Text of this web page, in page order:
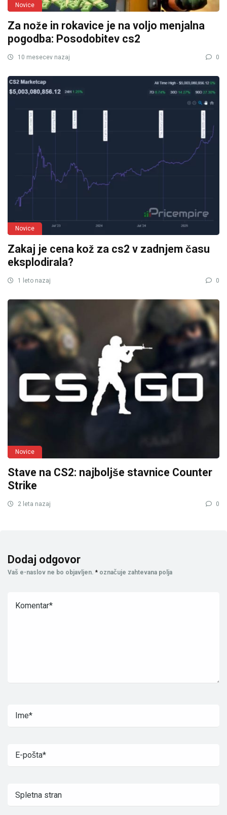
Novice
Za nože in rokavice je na voljo menjalna
pogodba: Posodobitev cs2
10 mesecev nazaj 0
Novice
Zakaj je cena kož za cs2 v zadnjem času
eksplodirala?
1 leto nazaj 0
Novice
Stave na CS2: najboljše stavnice Counter
Strike
2 leta nazaj 0
Dodaj odgovor
Vaš e-naslov ne bo objavljen. * označuje zahtevana polja